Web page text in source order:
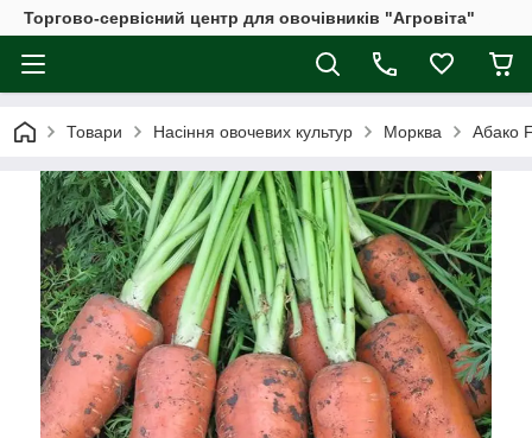
Торгово-сервісний центр для овочівників "Агровіта"
Товари Насіння овочевих культур Морква Абако